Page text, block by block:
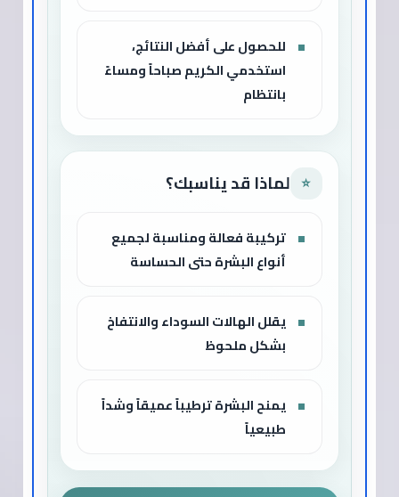
للحصول على أفضل النتائج،
استخدمي الكريم صباحاً ومساءً
بانتظام
⭐ لماذا قد يناسبك؟
تركيبة فعالة ومناسبة لجميع
أنواع البشرة حتى الحساسة
يقلل الهالات السوداء والانتفاخ
بشكل ملحوظ
يمنح البشرة ترطيباً عميقاً وشداً
طبيعياً